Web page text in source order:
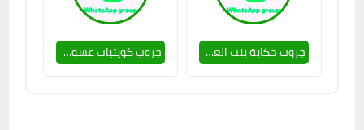
جروب حكاية بنت العشرين 🥵🔥 جروب كويتيات عسولات 🥵🔥